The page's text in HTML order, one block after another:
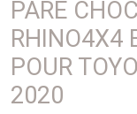
PARE
RHINO4X4
POUR
2020